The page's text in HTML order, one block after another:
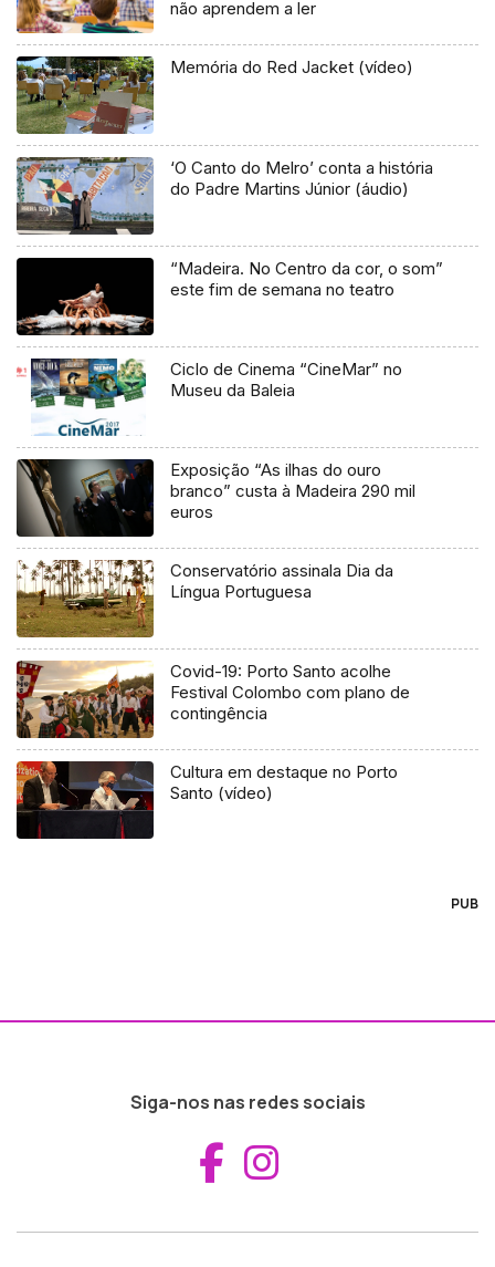
não aprendem a ler
Memória do Red Jacket (vídeo)
‘O Canto do Melro’ conta a história
do Padre Martins Júnior (áudio)
“Madeira. No Centro da cor, o som”
este fim de semana no teatro
Ciclo de Cinema “CineMar” no
Museu da Baleia
Exposição “As ilhas do ouro
branco” custa à Madeira 290 mil
euros
Conservatório assinala Dia da
Língua Portuguesa
Covid-19: Porto Santo acolhe
Festival Colombo com plano de
contingência
Cultura em destaque no Porto
Santo (vídeo)
PUB
Siga-nos nas redes sociais
Aceder ao